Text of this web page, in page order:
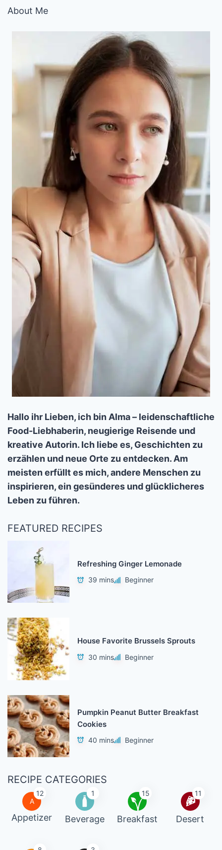
About Me
Hallo ihr Lieben, ich bin Alma – leidenschaftliche
Food-Liebhaberin, neugierige Reisende und
kreative Autorin. Ich liebe es, Geschichten zu
erzählen und neue Orte zu entdecken. Am
meisten erfüllt es mich, andere Menschen zu
inspirieren, ein gesünderes und glücklicheres
Leben zu führen.
FEATURED RECIPES
Refreshing Ginger Lemonade
39 mins Beginner
House Favorite Brussels Sprouts
30 mins Beginner
Pumpkin Peanut Butter Breakfast
Cookies
40 mins Beginner
RECIPE CATEGORIES
A
12
Appetizer
1
Beverage
15
Breakfast
11
Desert